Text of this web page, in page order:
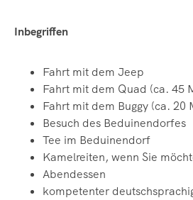
Inbegriffen
Fahrt mit dem Jeep
Fahrt mit dem Quad (ca. 45
Fahrt mit dem Buggy (ca. 20
Besuch des Beduinendorfes
Tee im Beduinendorf
Kamelreiten, wenn Sie
Abendessen
kompetenter